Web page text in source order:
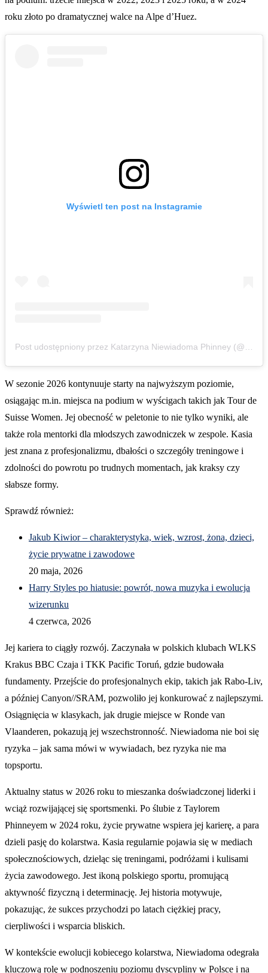
roku złoto po dramatycznej walce na Alpe d’Huez.
Wyświetl ten post na Instagramie
Post udostępniony przez Katarzyna Niewiadoma Phinney (@kasianiewiadoma94)
W sezonie 2026 kontynuuje starty na najwyższym poziomie,
osiągając m.in. miejsca na podium w wyścigach takich jak Tour de
Suisse Women. Jej obecność w peletonie to nie tylko wyniki, ale
także rola mentorki dla młodszych zawodniczek w zespole. Kasia
jest znana z profesjonalizmu, dbałości o szczegóły treningowe i
zdolności do powrotu po trudnych momentach, jak kraksy czy
słabsze formy.
Sprawdź również:
Jakub Kiwior – charakterystyka, wiek, wzrost, żona, dzieci,
życie prywatne i zawodowe
20 maja, 2026
Harry Styles po hiatusie: powrót, nowa muzyka i ewolucja
wizerunku
4 czerwca, 2026
Jej kariera to ciągły rozwój. Zaczynała w polskich klubach WLKS
Krakus BBC Czaja i TKK Pacific Toruń, gdzie budowała
fundamenty. Przejście do profesjonalnych ekip, takich jak Rabo-Liv,
a później Canyon//SRAM, pozwoliło jej konkurować z najlepszymi.
Osiągnięcia w klasykach, jak drugie miejsce w Ronde van
Vlaanderen, pokazują jej wszechstronność. Niewiadoma nie boi się
ryzyka – jak sama mówi w wywiadach, bez ryzyka nie ma
topsportu.
Aktualny status w 2026 roku to mieszanka doświadczonej liderki i
wciąż rozwijającej się sportsmenki. Po ślubie z Taylorem
Phinneyem w 2024 roku, życie prywatne wspiera jej karierę, a para
dzieli pasję do kolarstwa. Kasia regularnie pojawia się w mediach
społecznościowych, dzieląc się treningami, podróżami i kulisami
życia zawodowego. Jest ikoną polskiego sportu, promującą
aktywność fizyczną i determinację. Jej historia motywuje,
pokazując, że sukces przychodzi po latach ciężkiej pracy,
cierpliwości i wsparcia bliskich.
W kontekście ewolucji kobiecego kolarstwa, Niewiadoma odegrała
kluczową rolę w podnoszeniu poziomu dyscypliny w Polsce i na